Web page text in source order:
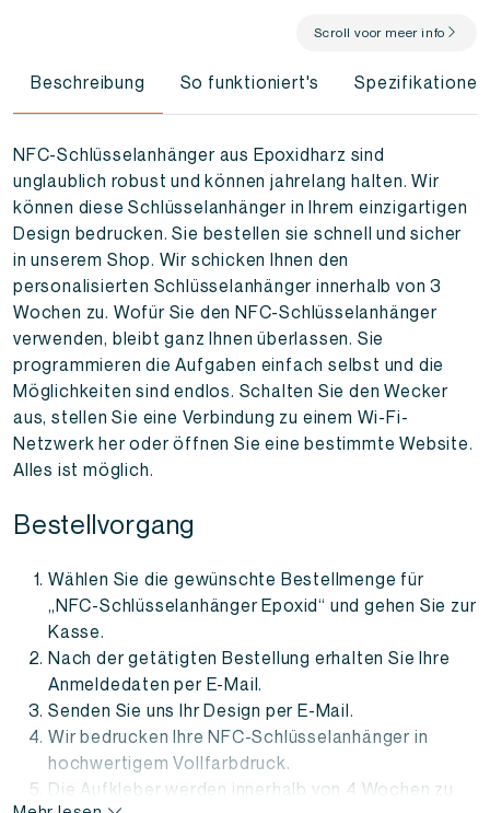
Scroll voor meer info
Beschreibung So funktioniert's Spezifikationen
NFC-Schlüsselanhänger aus Epoxidharz sind
unglaublich robust und können jahrelang halten. Wir
können diese Schlüsselanhänger in Ihrem einzigartigen
Design bedrucken. Sie bestellen sie schnell und sicher
in unserem Shop. Wir schicken Ihnen den
personalisierten Schlüsselanhänger innerhalb von 3
Wochen zu. Wofür Sie den NFC-Schlüsselanhänger
verwenden, bleibt ganz Ihnen überlassen. Sie
programmieren die Aufgaben einfach selbst und die
Möglichkeiten sind endlos. Schalten Sie den Wecker
aus, stellen Sie eine Verbindung zu einem Wi-Fi-
Netzwerk her oder öffnen Sie eine bestimmte Website.
Alles ist möglich.
Bestellvorgang
Wählen Sie die gewünschte Bestellmenge für
„NFC-Schlüsselanhänger Epoxid“ und gehen Sie zur
Kasse.
Nach der getätigten Bestellung erhalten Sie Ihre
Anmeldedaten per E-Mail.
Senden Sie uns Ihr Design per E-Mail.
Wir bedrucken Ihre NFC-Schlüsselanhänger in
hochwertigem Vollfarbdruck.
Die Aufkleber werden innerhalb von 4 Wochen zu